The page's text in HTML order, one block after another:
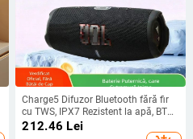
Charge5 Difuzor Bluetooth fără fir
cu TWS, IPX7 Rezistent la apă, BT
5.3, 10W, Baterie încorporată 1200–
212.46 Lei